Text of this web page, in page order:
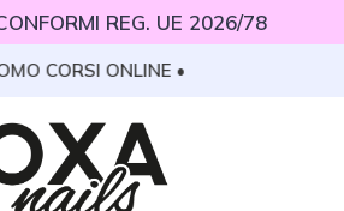
REG. UE 2026/78
CORSI ONLINE •